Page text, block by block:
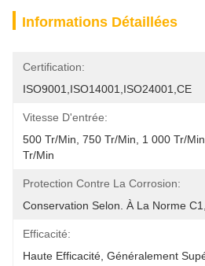
Informations Détaillées
Certification:
ISO9001,ISO14001,ISO24001,CE
Vitesse D'entrée:
500 Tr/min, 750 Tr/min, 1 000 Tr/
Tr/min
Protection Contre La Corrosion:
Conservation Selon. À La Norme
Efficacité:
Haute Efficacité, Généralement